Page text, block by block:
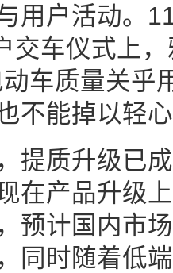
用户活动。
交车仪式上
车质量关乎
不能掉以轻
提质升级已
在产品升级
预计国内市
同时随着低